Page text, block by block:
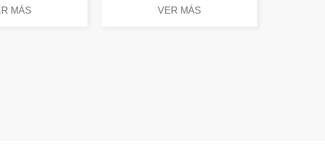
MÁS VER MÁS